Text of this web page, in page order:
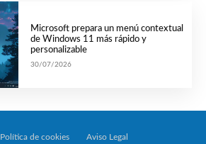
Microsoft prepara un menú contextual
de Windows 11 más rápido y
personalizable
30/07/2026
Política de cookies Aviso Legal